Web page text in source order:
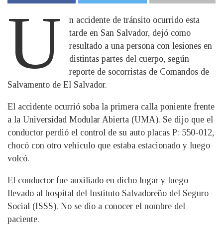
U
n accidente de tránsito ocurrido esta
tarde en San Salvador, dejó como
resultado a una persona con lesiones en
distintas partes del cuerpo, según
reporte de socorristas de Comandos de
Salvamento de El Salvador.
El accidente ocurrió soba la primera calla poniente frente
a la Universidad Modular Abierta (UMA). Se dijo que el
conductor perdió el control de su auto placas P: 550-012,
chocó con otro vehículo que estaba estacionado y luego
volcó.
El conductor fue auxiliado en dicho lugar y luego
llevado al hospital del Instituto Salvadoreño del Seguro
Social (ISSS). No se dio a conocer el nombre del
paciente.